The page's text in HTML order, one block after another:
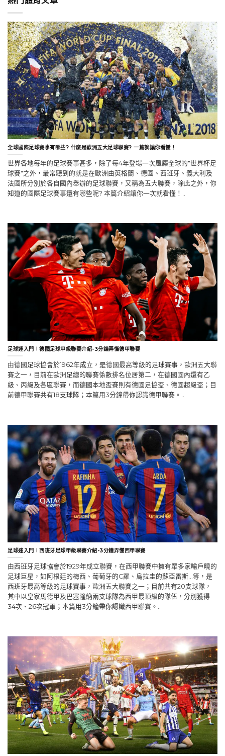
全球國際足球賽事有哪些? 什麼是歐洲五大足球聯賽? 一篇就讓你看懂！
世界各地每年的足球賽事甚多，除了每4年登場一次風麋全球的"世界杯足
球賽"之外，最常聽到的就是在歐洲由英格蘭、德國、西班牙、義大利及
法國所分別於各自國內舉辦的足球聯賽，又稱為五大聯賽，除此之外，你
知道的國際足球賽事還有哪些呢? 本篇介紹讓你一次就看懂！..
足球迷入門∣德國足球甲級聯賽介紹-3分鐘弄懂德甲聯賽
由德國足球協會於1962年成立，是德國最高等級的足球賽事，歐洲五大聯
賽之一，目前在歐洲足總的聯賽係數排名位居第二，在德國國內還有乙
級、丙級及各區聯賽，而德國本地盃賽則有德國足協盃、德國超級盃；目
前德甲聯賽共有18支球隊；本篇用3分鐘帶你認識德甲聯賽。..
足球迷入門∣西班牙足球甲級聯賽介紹-3分鐘弄懂西甲聯賽
由西班牙足球協會於1929年成立聯賽，在西甲聯賽中擁有眾多家喻戶曉的
足球巨星，如阿根廷的梅西、葡萄牙的C羅、烏拉圭的蘇亞雷斯…等，是
西班牙最高等級的足球賽事，歐洲五大聯賽之一；目前共有20支球隊，
其中以皇家馬德甲及巴塞隆納兩支球隊為西甲最頂級的隊伍，分別獲得
34次、26次冠軍；本篇用3分鐘帶你認識西甲聯賽。..